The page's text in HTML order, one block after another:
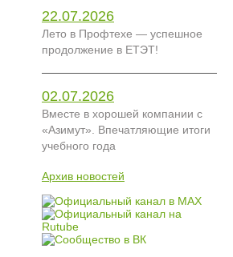
22.07.2026
Лето в Профтехе — успешное
продолжение в ЕТЭТ!
02.07.2026
Вместе в хорошей компании с
«Азимут». Впечатляющие итоги
учебного года
Архив новостей